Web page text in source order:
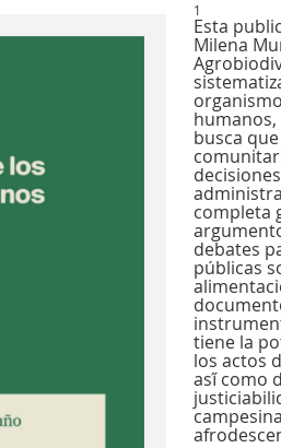
1
Esta
Milena
humanos,
busca
completa
debates
públicas
tiene la
los actos
así́ como